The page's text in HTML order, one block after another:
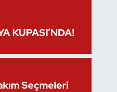
KUPASI’NDA!
Seçmeleri